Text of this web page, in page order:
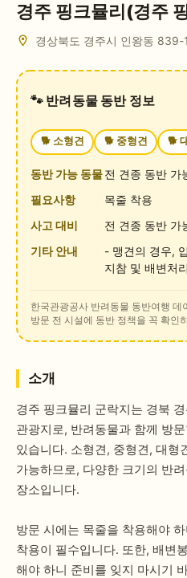
경주 핑크뮬리(경주
경상북도 경주시 인왕동 839-
🐾 반려동물 동반 정보
🐕 소형견 🐕 중형견 🐕
동반 가능 동물전 견종 동반 가
필요사항
목줄 착용
사고 대비
전 견종 동반 가
기타 안내
- 맹견의 경우,
지참 및 배변처
한국관광공사 반려동물 동반여행 데
방문 전 시설에 동반 정책을 꼭 확인
소개
경주 핑크뮬리 군락지는 경북
관광지로, 반려동물과 함께 방
있습니다. 소형견, 중형견, 대형
가능하므로, 다양한 크기의 반
장소입니다.
방문 시에는 목줄을 착용해야
착용이 필수입니다. 또한, 배변
해야 하니 준비를 잊지 마시기